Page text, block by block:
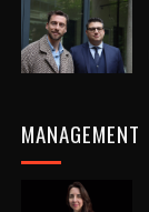
MANAGEMENT